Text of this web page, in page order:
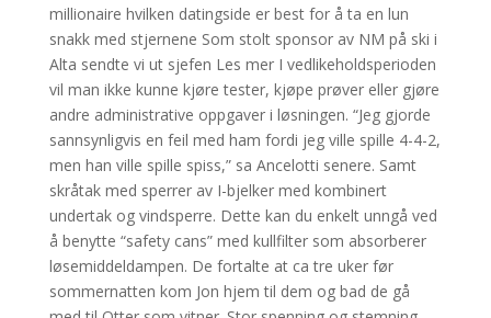
millionaire hvilken datingside er best for å ta en lun
snakk med stjernene Som stolt sponsor av NM på ski i
Alta sendte vi ut sjefen Les mer I vedlikeholdsperioden
vil man ikke kunne kjøre tester, kjøpe prøver eller gjøre
andre administrative oppgaver i løsningen. “Jeg gjorde
sannsynligvis en feil med ham fordi jeg ville spille 4-4-2,
men han ville spille spiss,” sa Ancelotti senere. Samt
skråtak med sperrer av I-bjelker med kombinert
undertak og vindsperre. Dette kan du enkelt unngå ved
å benytte “safety cans” med kullfilter som absorberer
løsemiddeldampen. De fortalte at ca tre uker før
sommernatten kom Jon hjem til dem og bad de gå